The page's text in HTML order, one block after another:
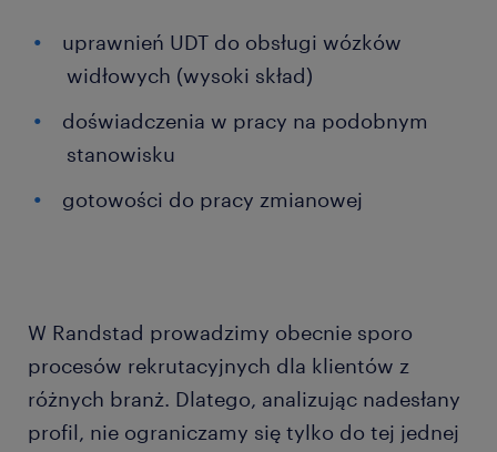
uprawnień UDT do obsługi wózków
widłowych (wysoki skład)
doświadczenia w pracy na podobnym
stanowisku
gotowości do pracy zmianowej
W Randstad prowadzimy obecnie sporo
procesów rekrutacyjnych dla klientów z
różnych branż. Dlatego, analizując nadesłany
profil, nie ograniczamy się tylko do tej jednej